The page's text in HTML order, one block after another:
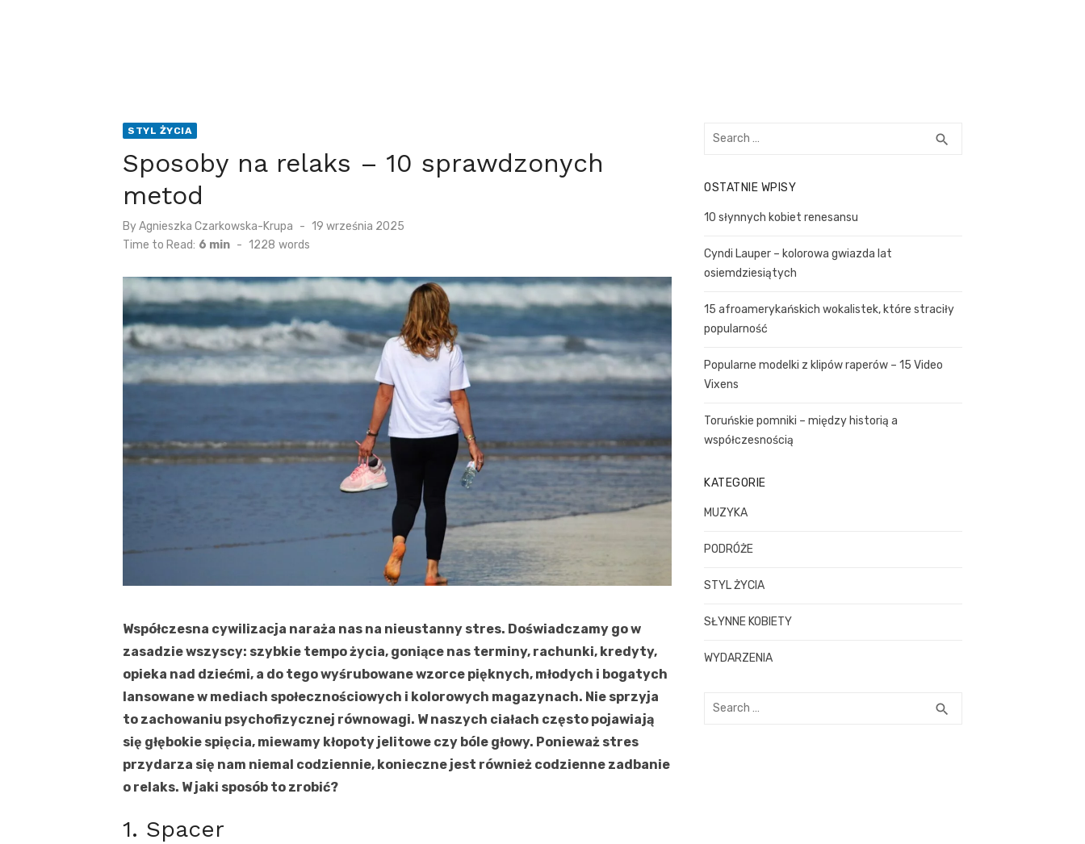
STYL ŻYCIA
Sposoby na relaks – 10 sprawdzonych
metod
ByAgnieszka Czarkowska-Krupa
Posted
19 września 2025
Time to Read: 6 min - 1228 words
Współczesna cywilizacja naraża nas na nieustanny stres. Doświadczamy go w
zasadzie wszyscy: szybkie tempo życia, goniące nas terminy, rachunki, kredyty,
opieka nad dziećmi, a do tego wyśrubowane wzorce pięknych, młodych i bogatych
lansowane w mediach społecznościowych i kolorowych magazynach. Nie sprzyja
to zachowaniu psychofizycznej równowagi. W naszych ciałach często pojawiają
się głębokie spięcia, miewamy kłopoty jelitowe czy bóle głowy. Ponieważ stres
przydarza się nam niemal codziennie, konieczne jest również codzienne zadbanie
o relaks. W jaki sposób to zrobić?
1. Spacer
Search
search
OSTATNIE WPISY
10 słynnych kobiet renesansu
Cyndi Lauper – kolorowa gwiazda lat
osiemdziesiątych
15 afroamerykańskich wokalistek, które straciły
popularność
Popularne modelki z klipów raperów – 15 Video
Vixens
Toruńskie pomniki – między historią a
współczesnością
KATEGORIE
MUZYKA
PODRÓŻE
STYL ŻYCIA
SŁYNNE KOBIETY
WYDARZENIA
Search
search